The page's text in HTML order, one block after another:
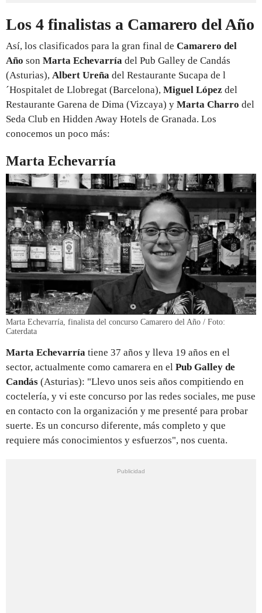
Los 4 finalistas a Camarero del Año
Así, los clasificados para la gran final de Camarero del
Año son Marta Echevarría del Pub Galley de Candás
(Asturias), Albert Ureña del Restaurante Sucapa de l
´Hospitalet de Llobregat (Barcelona), Miguel López del
Restaurante Garena de Dima (Vizcaya) y Marta Charro del
Seda Club en Hidden Away Hotels de Granada. Los
conocemos un poco más:
Marta Echevarría
Marta Echevarría, finalista del concurso Camarero del Año / Foto:
Caterdata
Marta Echevarría tiene 37 años y lleva 19 años en el
sector, actualmente como camarera en el Pub Galley de
Candás (Asturias): "Llevo unos seis años compitiendo en
coctelería, y vi este concurso por las redes sociales, me puse
en contacto con la organización y me presenté para probar
suerte. Es un concurso diferente, más completo y que
requiere más conocimientos y esfuerzos", nos cuenta.